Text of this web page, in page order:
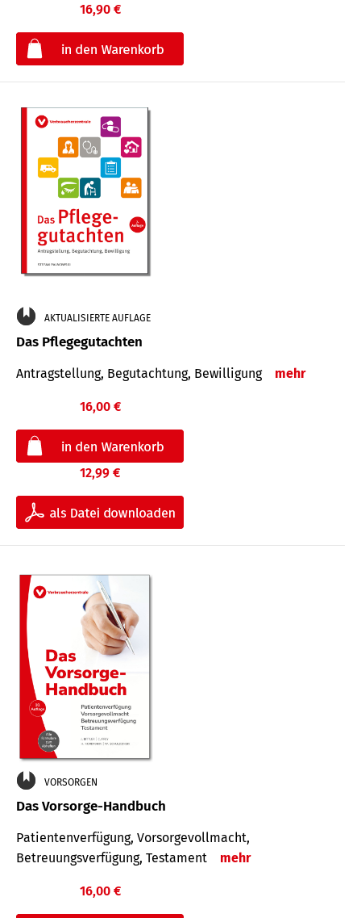
16,90 €
AKTUALISIERTE AUFLAGE
Das Pflegegutachten
Antragstellung, Begutachtung, Bewilligung mehr
16,00 €
12,99 €
VORSORGEN
Das Vorsorge-Handbuch
Patientenverfügung, Vorsorgevollmacht,
Betreuungsverfügung, Testament
mehr
16,00 €